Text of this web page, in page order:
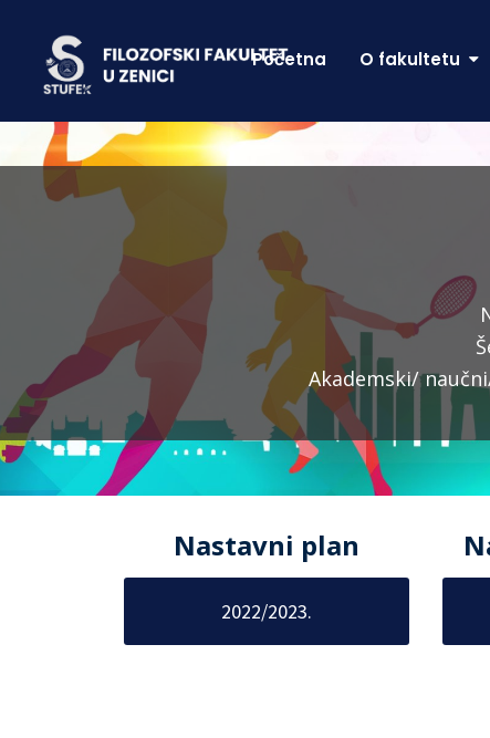
Početna O fakultetu
Akademski/
Nastavni plan
2022/2023.